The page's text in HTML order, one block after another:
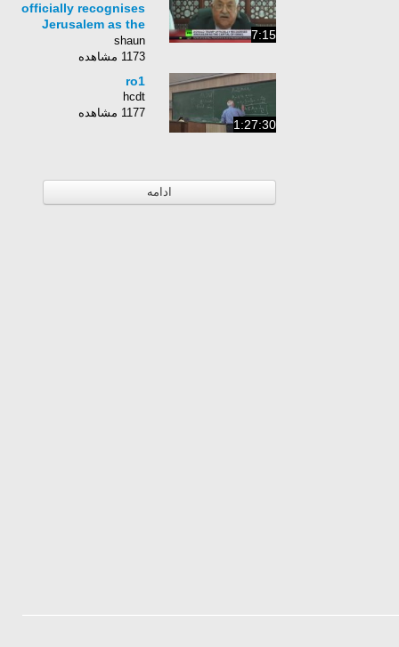
7:15
officially recognises
Jerusalem as the
capital of Israel
shaun
1173 مشاهده
1:27:30
ro1
hcdt
1177 مشاهده
ادامه